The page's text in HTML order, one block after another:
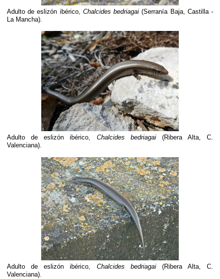
Adulto de eslizón ibérico, Chalcides bedriagai (Serranía Baja, Castilla -
La Mancha).
Adulto de eslizón ibérico, Chalcides bedriagai(Ribera Alta, C.
Valenciana).
Adulto de eslizón ibérico, Chalcides bedriagai(Ribera Alta, C.
Valenciana).